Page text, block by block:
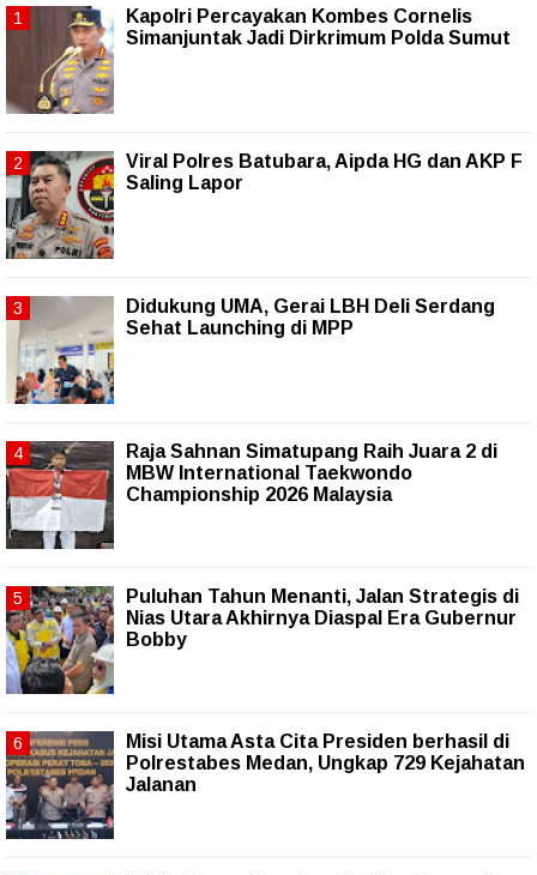
Kapolri Percayakan Kombes Cornelis
Simanjuntak Jadi Dirkrimum Polda Sumut
Viral Polres Batubara, Aipda HG dan AKP F
Saling Lapor
Didukung UMA, Gerai LBH Deli Serdang
Sehat Launching di MPP
Raja Sahnan Simatupang Raih Juara 2 di
MBW International Taekwondo
Championship 2026 Malaysia
Puluhan Tahun Menanti, Jalan Strategis di
Nias Utara Akhirnya Diaspal Era Gubernur
Bobby
Misi Utama Asta Cita Presiden berhasil di
Polrestabes Medan, Ungkap 729 Kejahatan
Jalanan